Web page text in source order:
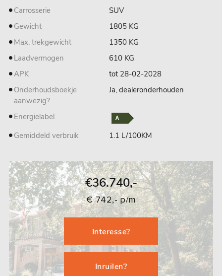
Carrosserie
SUV
Gewicht
1805 KG
Max. trekgewicht
1350 KG
Laadvermogen
610 KG
APK
tot 28-02-2028
Onderhoudsboekje
aanwezig?
Ja, dealeronderhouden
Energielabel
Gemiddeld verbruik
1.1 L/100KM
€36.740,-
€ 742,- p/m
Interesse?
Inruilen?